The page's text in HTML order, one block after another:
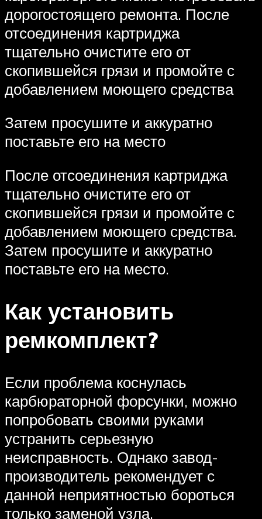
дорогостоящего ремонта. После
отсоединения картриджа
тщательно очистите его от
скопившейся грязи и промойте с
добавлением моющего средства
Затем просушите и аккуратно
поставьте его на место
После отсоединения картриджа
тщательно очистите его от
скопившейся грязи и промойте с
добавлением моющего средства.
Затем просушите и аккуратно
поставьте его на место.
Как установить
ремкомплект?
Если проблема коснулась
карбюраторной форсунки, можно
попробовать своими руками
устранить серьезную
неисправность. Однако завод-
производитель рекомендует с
данной неприятностью бороться
только заменой узла.